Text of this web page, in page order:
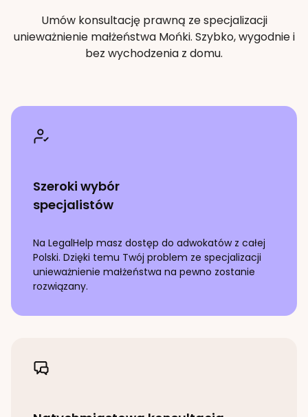
Umów konsultację prawną ze specjalizacji
unieważnienie małżeństwaMońki. Szybko, wygodnie i
bez wychodzenia z domu.
Szeroki wybór
specjalistów
Na LegalHelp masz dostęp do adwokatów z całej
Polski. Dzięki temu Twój problem ze specjalizacji
unieważnienie małżeństwa na pewno zostanie
rozwiązany.